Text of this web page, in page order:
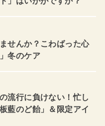
せんか？こわばった心
冬のケア
流行に負けない！忙し
藍のど飴」＆限定アイ